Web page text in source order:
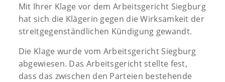
Mit Ihrer Klage vor dem Arbeitsgericht Siegburg
hat sich die Klägerin gegen die Wirksamkeit der
streitgegenständlichen Kündigung gewandt.
Die Klage wurde vom Arbeitsgericht Siegburg
abgewiesen. Das Arbeitsgericht stellte fest,
dass das zwischen den Parteien bestehende